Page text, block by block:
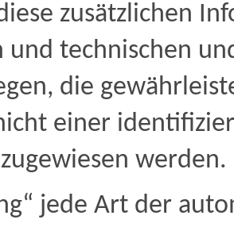
zusätzlichen
und technischen
die
einer
werden.
jede Art der